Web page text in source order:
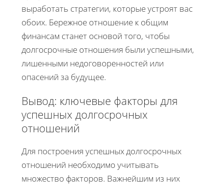
выработать стратегии, которые устроят вас
обоих. Бережное отношение к общим
финансам станет основой того, чтобы
долгосрочные отношения были успешными,
лишенными недоговоренностей или
опасений за будущее.
Вывод: ключевые факторы для
успешных долгосрочных
отношений
Для построения успешных долгосрочных
отношений необходимо учитывать
множество факторов. Важнейшим из них